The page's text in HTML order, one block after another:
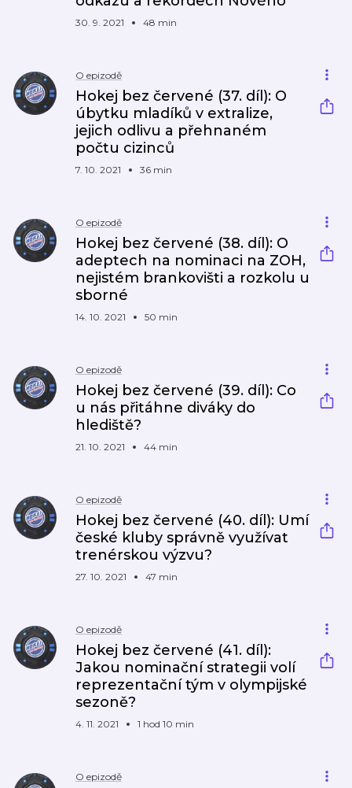
30. 9. 2021 48 min
O epizodě
Hokej bez červené (37. díl): O
úbytku mladíků v extralize,
jejich odlivu a přehnaném
počtu cizinců
7. 10. 2021 36 min
O epizodě
Hokej bez červené (38. díl): O
adeptech na nominaci na ZOH,
nejistém brankovišti a rozkolu u
sborné
14. 10. 2021 50 min
O epizodě
Hokej bez červené (39. díl): Co
u nás přitáhne diváky do
hlediště?
21. 10. 2021 44 min
O epizodě
Hokej bez červené (40. díl): Umí
české kluby správně využívat
trenérskou výzvu?
27. 10. 2021 47 min
O epizodě
Hokej bez červené (41. díl):
Jakou nominační strategii volí
reprezentační tým v olympijské
sezoně?
4. 11. 2021 1 hod 10 min
O epizodě